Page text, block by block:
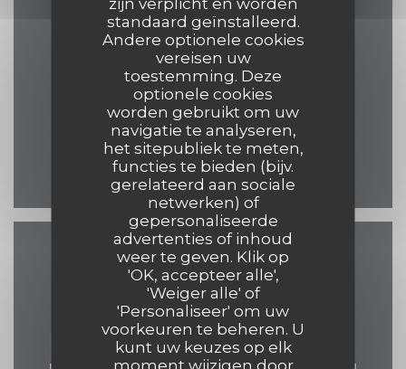
standaard geïnstalleerd.
Andere optionele cookies
vereisen uw
toestemming. Deze
optionele cookies
worden gebruikt om uw
navigatie te analyseren,
het sitepubliek te meten,
functies te bieden (bijv.
gerelateerd aan sociale
netwerken) of
gepersonaliseerde
advertenties of inhoud
weer te geven. Klik op
'OK, accepteer alle',
'Weiger alle' of
'Personaliseer' om uw
voorkeuren te beheren. U
kunt uw keuzes op elk
moment wijzigen door
17 Grand Place 7500 Tournai
069 84 30 35
eelke.ashley@hotmail.com
Facebook ((opent in
Neem contact met ons
op